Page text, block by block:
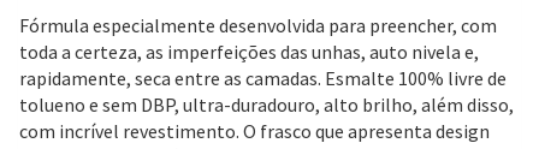
Fórmula especialmente desenvolvida para preencher, com
toda a certeza, as imperfeições das unhas, auto nivela e,
rapidamente, seca entre as camadas. Esmalte 100% livre de
tolueno e sem DBP, ultra-duradouro, alto brilho, além disso,
com incrível revestimento. O frasco que apresenta design